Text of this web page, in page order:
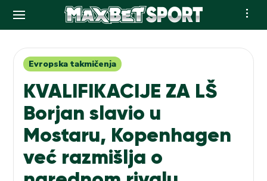
contentEvropska takmičenja
KVALIFIKACIJE ZA LŠ
Borjan slavio u
Mostaru, Kopenhagen
već razmišlja o